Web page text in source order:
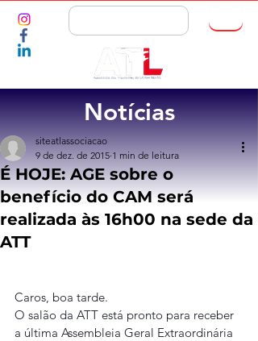
Notícias
É HOJE: AGE sobre o
benefício do CAM será
realizada às 16h00 na sede da
ATT
siteatlassociacao
9 de dez. de 2015 1 min de leitura
Caros, boa tarde.
O salão da ATT está pronto para receber
a última Assembleia Geral Extraordinária